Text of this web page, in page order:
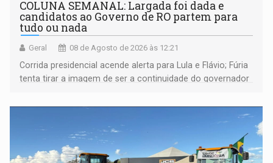
COLUNA SEMANAL: Largada foi dada e
candidatos ao Governo de RO partem para
tudo ou nada
Geral 08 de Agosto de 2026 às 12:21
Corrida presidencial acende alerta para Lula e Flávio; Fúria
tenta tirar a imagem de ser a continuidade do governador
não ter entrado no modo eleição; ABAV faz evento em